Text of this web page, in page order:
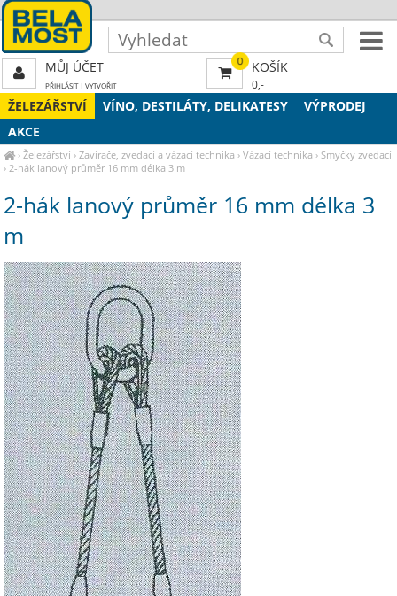
ŽELEZÁŘSTVÍ VÍNO, DESTILÁTY, DELIKATESY
VÝPRODEJ
AKCE
›Železářství ›Zavírače, zvedací a vázací technika ›Vázací technika ›Smyčky zvedací
›2-hák lanový průměr 16 mm délka 3 m
2-hák lanový průměr 16 mm délka 3
m
0 KOŠÍK
0,-
MŮJ ÚČET
PŘIHLÁSIT| VYTVOŘIT